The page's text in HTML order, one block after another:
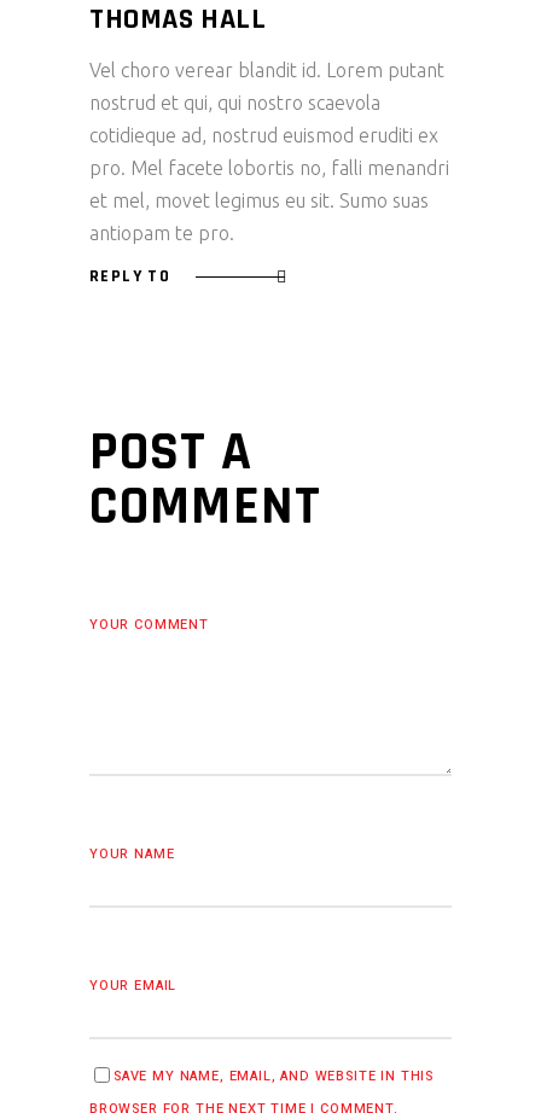
THOMAS HALL
Vel choro verear blandit id. Lorem putant
nostrud et qui, qui nostro scaevola
cotidieque ad, nostrud euismod eruditi ex
pro. Mel facete lobortis no, falli menandri
et mel, movet legimus eu sit. Sumo suas
antiopam te pro.
REPLY TO
POST A
COMMENT
YOUR COMMENT
YOUR NAME
YOUR EMAIL
SAVE MY NAME, EMAIL, AND WEBSITE IN THIS
BROWSER FOR THE NEXT TIME I COMMENT.